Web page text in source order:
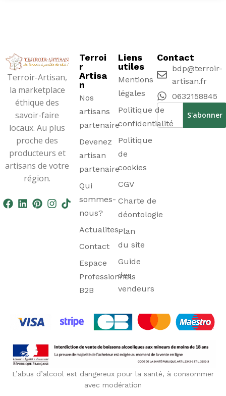
Terroir-Artisan,
la marketplace
éthique des
savoir-faire
locaux. Au plus
proche des
producteurs et
artisans de votre
région.
Terroi
r
Artisa
n
Nos
artisans
partenaire
Devenez
artisan
partenaire
Qui
sommes-
nous?
Actualites
Contact
Espace
Professionnels
B2B
Liens
utiles
Mentions
légales
Politique de
confidentialité
Politique
de
cookies
CGV
Charte de
déontologie
Plan
du site
Guide
des
vendeurs
Contact
bdp@terroir-
artisan.fr
0632158845
L’abus d’alcool est dangereux pour la santé, à consommer
avec modération